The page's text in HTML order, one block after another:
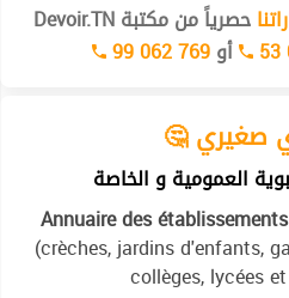
حصرياً من مكتبة Devoir.TN
53 أو99 062 769
صغيري
العمومية و الخاصة
Annuaire des
(crèches, jardins d'enfants,
collèges, lycées